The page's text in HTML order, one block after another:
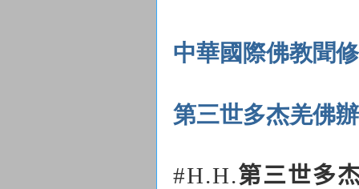
中華國際佛教聞
第三世多杰羌佛
#H.H.第三世多